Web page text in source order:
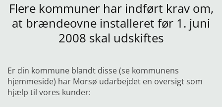
Flere kommuner har indført krav om,
at brændeovne installeret før 1. juni
2008 skal udskiftes
Er din kommune blandt disse (se kommunens
hjemmeside) har Morsø udarbejdet en oversigt som
hjælp til vores kunder: